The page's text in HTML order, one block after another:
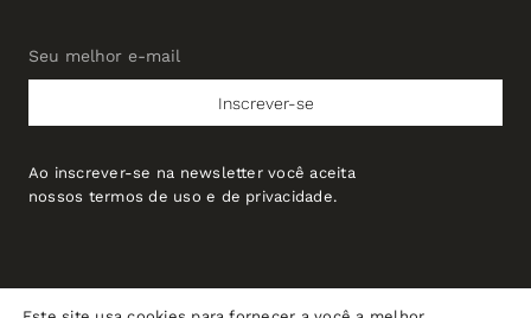
Seu
Seu melhor e-mail
Inscrever-se
Ao inscrever-se na newsletter você aceita
nossos termos de uso e de privacidade.